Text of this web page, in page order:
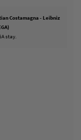
Costamagna - Leibniz
stay.